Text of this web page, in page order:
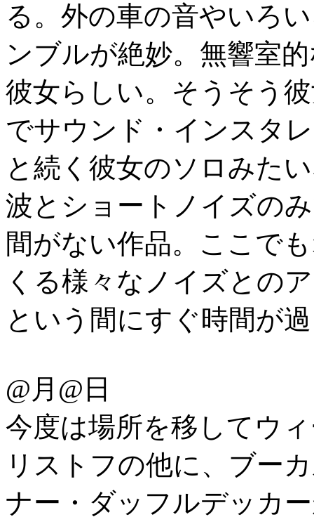
る。外の車の音やいろ
ンブルが絶妙。無響室
彼女らしい。そうそう
でサウンド・インスタ
と続く彼女のソロみた
波とショートノイズの
間がない作品。ここで
くる様々なノイズとの
という間にすぐ時間が
@月@日
今度は場所を移してウ
リストフの他に、ブー
ナー・ダッフルデッカ